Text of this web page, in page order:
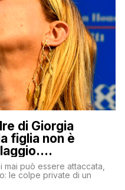
di Giorgia
figlia non è
diversi
mai può essere attaccata,
le colpe private di un